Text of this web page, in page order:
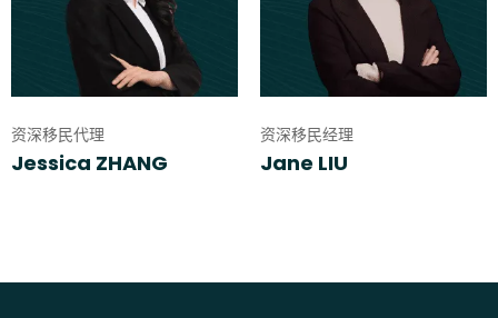
资深移民代理
Jessica ZHANG
资深移民经理
Jane LIU